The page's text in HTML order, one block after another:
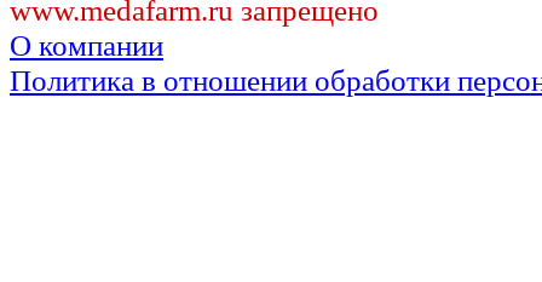
www.medafarm.ru запрещено
О компании
Политика в отношении обработки